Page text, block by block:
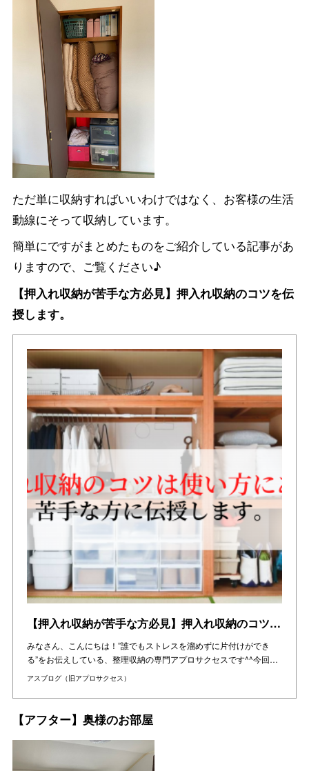
ただ単に収納すればいいわけではなく、お客様の生活
動線にそって収納しています。
簡単にですがまとめたものをご紹介している記事があ
りますので、ご覧ください♪
【押入れ収納が苦手な方必見】押入れ収納のコツを伝
授します。
【押入れ収納が苦手な方必見】押入れ収納のコツを伝授します。
みなさん、こんにちは！”誰でもストレスを溜めずに片付けができ
る”をお伝えしている、整理収納の専門アプロサクセスです^^今回…
アスブログ（旧アプロサクセス）
【アフター】奥様のお部屋